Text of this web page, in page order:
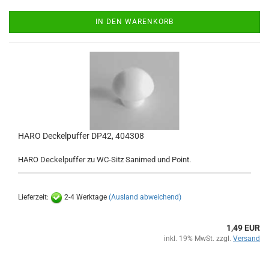
IN DEN WARENKORB
HARO Deckelpuffer DP42, 404308
HARO Deckelpuffer zu WC-Sitz Sanimed und Point.
Lieferzeit: 2-4 Werktage (Ausland abweichend)
1,49 EUR
inkl. 19% MwSt. zzgl. Versand